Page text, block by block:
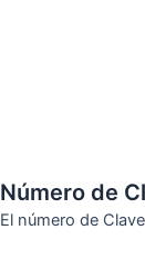
Número de
El número de